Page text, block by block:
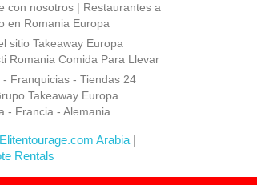
con nosotros | Restaurantes a
en Romania Europa
sitio Takeaway Europa
Romania Comida Para Llevar
- Franquicias - Tiendas 24
Takeaway Europa
- Francia - Alemania
Elitentourage.com Arabia|
Rentals